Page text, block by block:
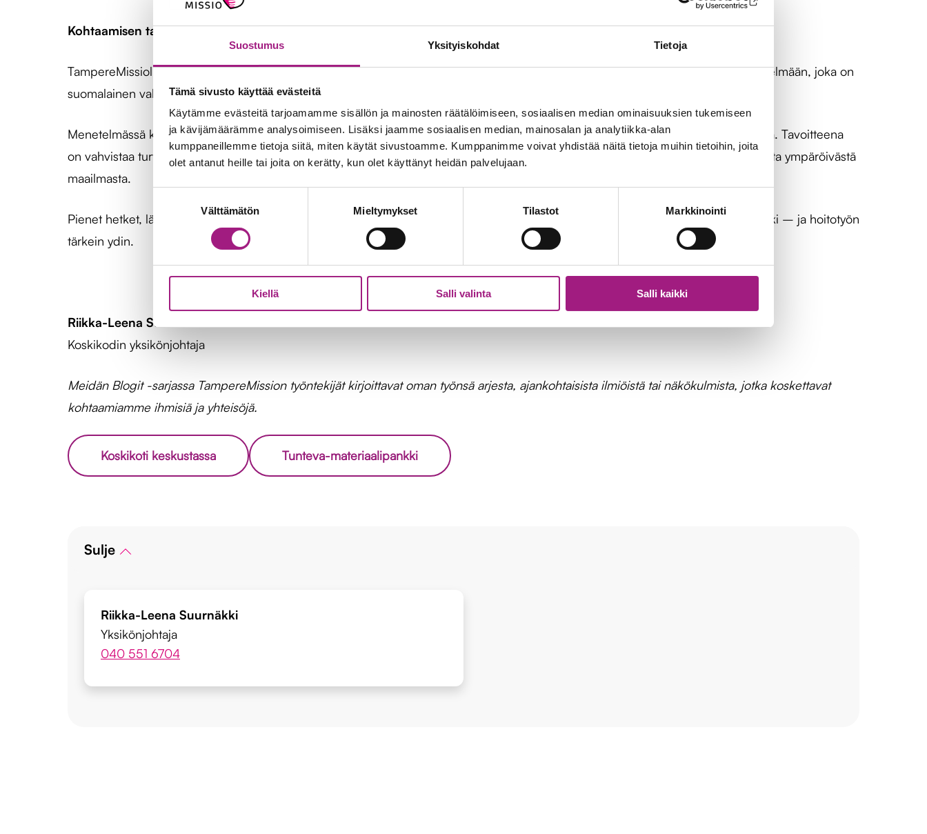
Suostumus Yksityiskohdat Tietoja
Tämä sivusto käyttää evästeitä
Käytämme evästeitä tarjoamamme sisällön ja mainosten räätälöimiseen, sosiaalisen median ominaisuuksien tukemiseen
ja kävijämäärämme analysoimiseen. Lisäksi jaamme sosiaalisen median, mainosalan ja analytiikka-alan
kumppaneillemme tietoja siitä, miten käytät sivustoamme. Kumppanimme voivat yhdistää näitä tietoja muihin tietoihin, joita
olet antanut heille tai joita on kerätty, kun olet käyttänyt heidän palvelujaan.
Välttämätön Mieltymykset Tilastot Markkinointi
Kiellä Salli valinta Salli kaikki
Kohtaamisen taitoa voi oppia
TampereMissiolla muistisairaiden ihmisten kohtaamista tuetaan myös koulutuksella. Henkilöstöämme koulutetaan TunteVa®-menetelmään, joka on
suomalainen validaatiomenetelmä muistisairaan ihmisen arvostavaan kohtaamiseen.
Menetelmässä keskeistä on ihmisen kuunteleminen, tunteiden tunnistaminen ja niiden hyväksyminen ilman tarpeetonta korjaamista. Tavoitteena
on vahvistaa turvallisuuden tunnetta, osallisuutta ja arvokasta kohtaamista myös silloin, kun muistisairaus muuttaa ihmisen kokemusta ympäröivästä
maailmasta.
Pienet hetket, lämmin läsnäolo ja aito kohtaaminen voivat olla muistisairaalle ihmiselle merkityksellisiä. Juuri niistä rakentuu hyvä arki – ja hoitotyön
tärkein ydin.
Riikka-Leena Suurnäkki
Koskikodin yksikönjohtaja
Meidän Blogit -sarjassa TampereMission työntekijät kirjoittavat oman työnsä arjesta, ajankohtaisista ilmiöistä tai näkökulmista, jotka koskettavat
kohtaamiamme ihmisiä ja yhteisöjä.
Koskikoti keskustassa Tunteva-materiaalipankki
Riikka-Leena Suurnäkki
Yksikönjohtaja
040 551 6704